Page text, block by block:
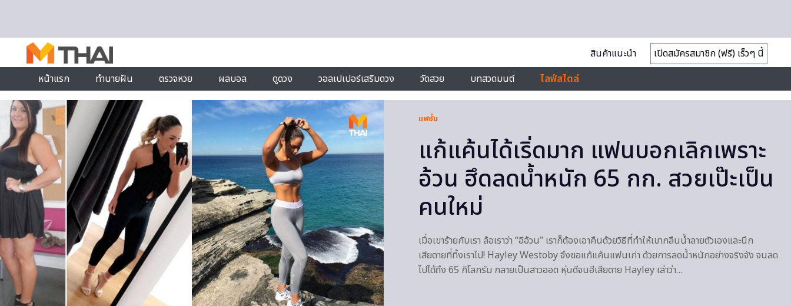
สินค้าแนะนำ
เปิดสมัครสมาชิก (ฟรี) เร็วๆ นี้
หน้าแรก
ทำนายฝัน ตรวจหวย ผลบอล ดูดวง วอลเปเปอร์เสริมดวง วัดสวย บทสวดมนต์ ไลฟ์สไตล์
แฟชั่น
แก้แค้นได้เริ่ดมาก แฟนบอกเลิกเพราะ
อ้วน ฮึดลดน้ำหนัก 65 กก. สวยเป๊ะเป็น
คนใหม่
เมื่อเขาร้ายกับเรา ล้อเราว่า “อีอ้วน” เราก็ต้องเอาคืนด้วยวิธีที่ทำให้เขากลืนน้ำลายตัวเองและนึก
เสียดายที่ทิ้งเราไป! Hayley Westoby จึงขอแก้แค้นแฟนเก่า ด้วยการลดน้ำหนักอย่างจริงจัง จนลด
ไปได้ถึง 65 กิโลกรัม กลายเป็นสาวออต หุ่นดีจนฮีเสียดาย Hayley เล่าว่า…